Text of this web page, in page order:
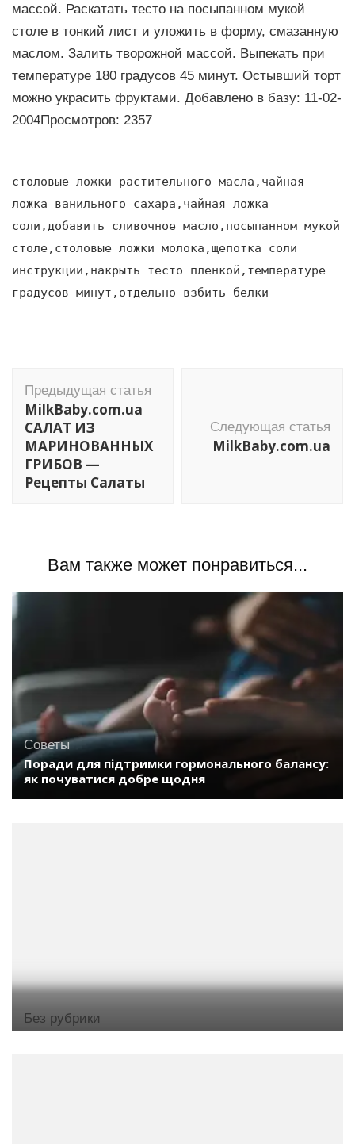
массой. Раскатать тесто на посыпанном мукой
столе в тонкий лист и уложить в форму, смазанную
маслом. Залить творожной массой. Выпекать при
температуре 180 градусов 45 минут. Остывший торт
можно украсить фруктами. Добавлено в базу: 11-02-
2004Просмотров: 2357
столовые ложки растительного масла,чайная
ложка ванильного сахара,чайная ложка
соли,добавить сливочное масло,посыпанном мукой
столе,столовые ложки молока,щепотка соли
инструкции,накрыть тесто пленкой,температуре
градусов минут,отдельно взбить белки
по
записям
Предыдущая статья
MilkBaby.com.ua
САЛАТ ИЗ
МАРИНОВАННЫХ
ГРИБОВ —
Рецепты Салаты
Следующая статья
MilkBaby.com.ua
Вам также может понравиться...
Советы
Поради для підтримки гормонального балансу:
як почуватися добре щодня
Без рубрики